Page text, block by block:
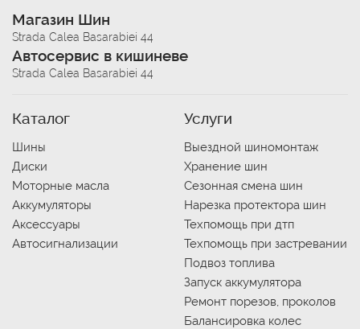
Магазин Шин
Strada Calea Basarabiei 44
Автосервис в кишиневе
Strada Calea Basarabiei 44
Каталог
Шины
Диски
Моторные масла
Аккумуляторы
Аксессуары
Автосигнализации
Услуги
Выездной шиномонтаж
Хранение шин
Сезонная смена шин
Нарезка протектора шин
Техпомощь при дтп
Техпомощь при застревании
Подвоз топлива
Запуск аккумулятора
Ремонт порезов, проколов
Балансировка колес